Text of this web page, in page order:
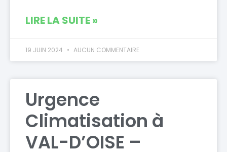
LIRE LA SUITE »
19 JUIN 2024 AUCUN COMMENTAIRE
Urgence
Climatisation à
VAL-D’OISE –